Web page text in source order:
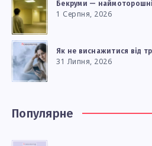
Бекруми —
1 Серпня, 2026
Як не виснажитися від
31 Липня, 2026
Популярне